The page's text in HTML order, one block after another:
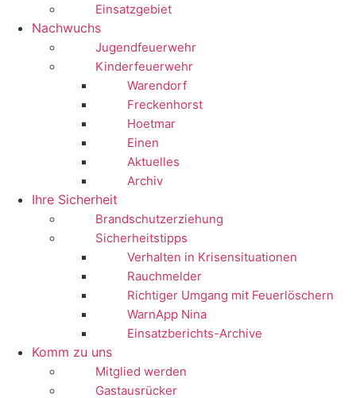
Einsatzgebiet
Nachwuchs
Jugendfeuerwehr
Kinderfeuerwehr
Warendorf
Freckenhorst
Hoetmar
Einen
Aktuelles
Archiv
Ihre Sicherheit
Brandschutzerziehung
Sicherheitstipps
Verhalten in Krisensituationen
Rauchmelder
Richtiger Umgang mit Feuerlöschern
WarnApp Nina
Einsatzberichts-Archive
Komm zu uns
Mitglied werden
Gastausrücker